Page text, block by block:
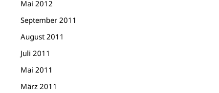
Mai 2012
September 2011
August 2011
Juli 2011
Mai 2011
März 2011